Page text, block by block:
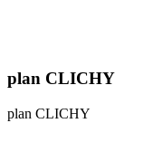
plan CLICHY
plan CLICHY